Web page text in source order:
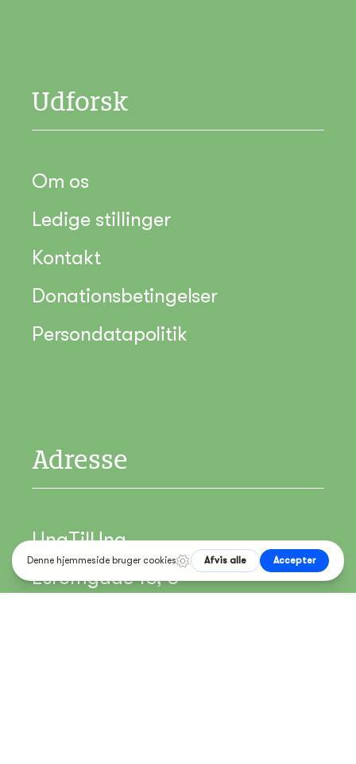
Udforsk
Om os
Ledige stillinger
Kontakt
Donationsbetingelser
Persondatapolitik
Adresse
UngTilUng
Esromgade 15, 5